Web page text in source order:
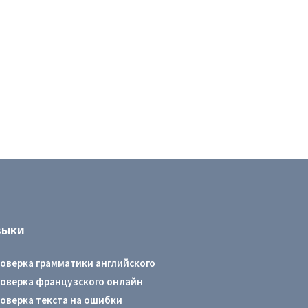
грамматики английского
французского онлайн
текста на ошибки